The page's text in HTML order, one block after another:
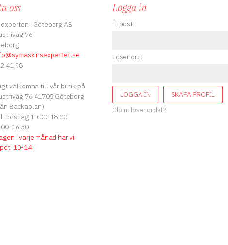
oss
i Göteborg AB
76
@symaskinsexperten.se
41 98
välkomna till vår butik på
76 41705 Göteborg
Backaplan)
Torsdag 10:00-18:00
16:30
i varje månad har vi
. 10-14
Logga in
E-post:
Lösenord:
LOGGA IN SKAPA PROFIL
Glömt lösenordet?